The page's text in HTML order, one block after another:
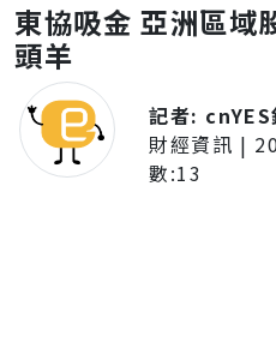
東協吸金 亞洲區域
頭羊
記者:
財經資訊 |
數:13